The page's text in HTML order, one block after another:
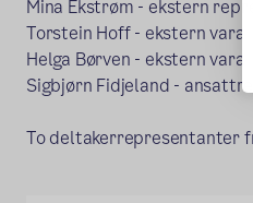
Mina Ekstrøm - ekstern
Torstein Hoff - ekstern vara
Helga Børven - ekstern vara
Sigbjørn Fidjeland -
To deltakerrepresentanter